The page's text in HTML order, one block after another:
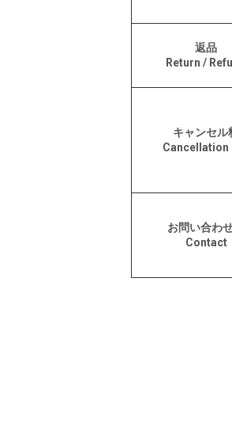
返品
Return /
キャンセル
Cancellation
お問い合わ
Contact